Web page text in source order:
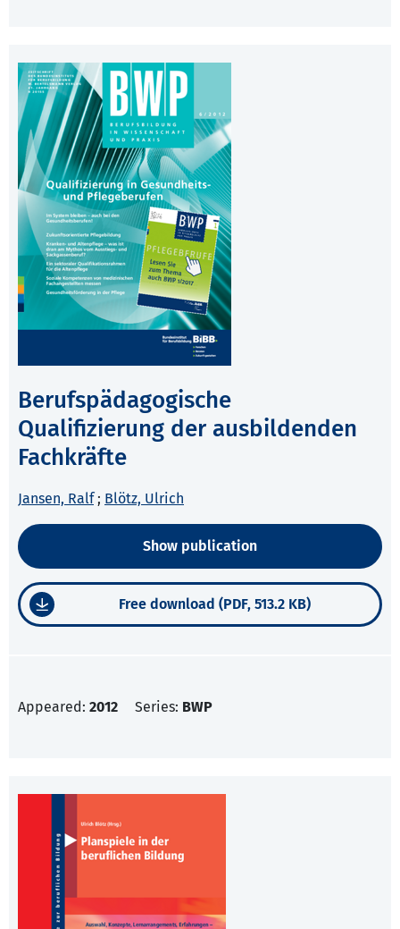
Berufspädagogische
Qualifizierung der ausbildenden
Fachkräfte
Jansen, Ralf; Blötz, Ulrich
Show publication
Free download (PDF, 513.2 KB)
Appeared: 2012 Series: BWP